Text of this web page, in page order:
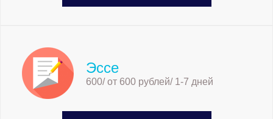
Эссе
600/ от 600 рублей/ 1-7 дней